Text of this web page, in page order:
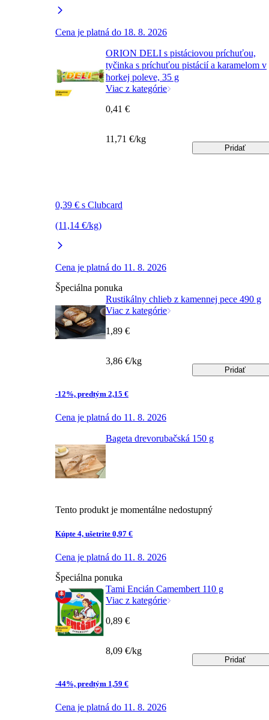
Cena je platná do 18. 8. 2026
ORION DELI s pistáciovou príchuťou,
tyčinka s príchuťou pistácií a karamelom v
horkej poleve, 35 g
Viac z kategórie
0,39 € s Clubcard
(11,14 €/kg)
Cena je platná do 11. 8. 2026
0,41 €
11,71 €/kg
Pridať
Špeciálna ponuka
Rustikálny chlieb z kamennej pece 490 g
Viac z kategórie
-12%, predtým 2,15 €
Cena je platná do 11. 8. 2026
1,89 €
3,86 €/kg
Pridať
Bageta drevorubačská 150 g
Tento produkt je momentálne nedostupný
Kúpte 4, ušetrite 0,97 €
Cena je platná do 11. 8. 2026
Špeciálna ponuka
Tami Encián Camembert 110 g
Viac z kategórie
-44%, predtým 1,59 €
Cena je platná do 11. 8. 2026
0,89 €
8,09 €/kg
Pridať